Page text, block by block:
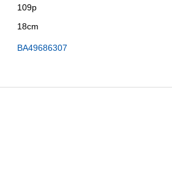
109p
18cm
BA49686307